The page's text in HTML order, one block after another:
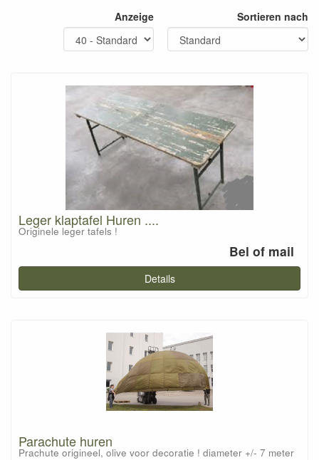
Anzeige
Sortieren nach
Leger klaptafel Huren ....
Originele leger tafels !
Bel of mail
Details
Parachute huren
Prachute origineel, olive voor decoratie ! diameter +/- 7 meter